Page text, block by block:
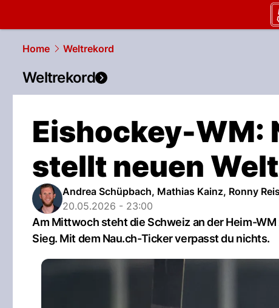
slapshot.
Home
Weltrekord
Weltrekord
Eishockey-WM:
stellt neuen
Andrea Schüpbach, Mathias Kainz, Ronny
20.05.2026 - 23:00
Am Mittwoch steht die Schweiz an der Heim-
Sieg. Mit dem Nau.ch-Ticker verpasst du nichts.